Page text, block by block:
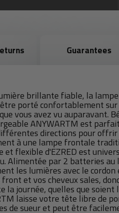
Guarantees
brillante fiable, la
porté confortablement
vous avez vu
ANYWARTM est
directions pour
à une lampe frontale
et flexible d'EZRED est
Alimentée par 2 batteries
les lumières avec le
et vos cheveux sales,
journée, quelles que
laisse votre tête libre de
de sueur et peut être